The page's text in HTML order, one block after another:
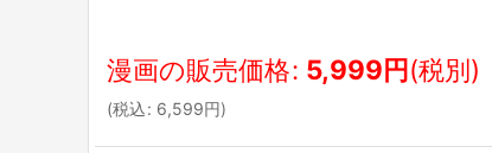
漫画の販売価格: 5,999円(税別)
(税込: 6,599円)